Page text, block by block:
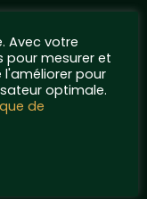
Avec votre
pour mesurer et
l'améliorer pour
optimale.
de